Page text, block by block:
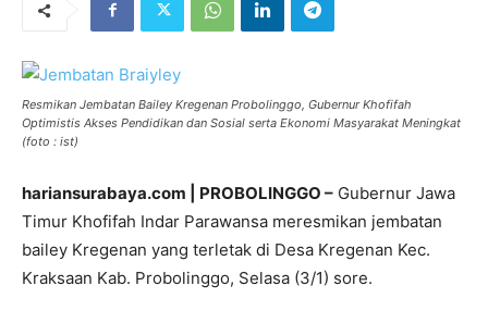
Resmikan Jembatan Bailey Kregenan Probolinggo, Gubernur Khofifah
Optimistis Akses Pendidikan dan Sosial serta Ekonomi Masyarakat Meningkat
(foto : ist)
hariansurabaya.com | PROBOLINGGO – Gubernur Jawa
Timur Khofifah Indar Parawansa meresmikan jembatan
bailey Kregenan yang terletak di Desa Kregenan Kec.
Kraksaan Kab. Probolinggo, Selasa (3/1) sore.